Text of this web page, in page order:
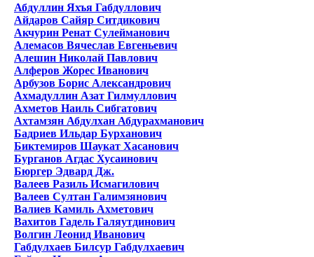
Абдуллин Яхъя Габдуллович
Айдаров Сайяр Ситдикович
Акчурин Ренат Сулейманович
Алемасов Вячеслав Евгеньевич
Алешин Николай Павлович
Алферов Жорес Иванович
Арбузов Борис Александрович
Ахмадуллин Азат Гилмуллович
Ахметов Наиль Сибгатович
Ахтамзян Абдулхан Абдурахманович
Бадриев Ильдар Бурханович
Биктемиров Шаукат Хасанович
Бурганов Агдас Хусаинович
Бюргер Эдвард Дж.
Валеев Разиль Исмагилович
Валеев Султан Галимзянович
Валиев Камиль Ахметович
Вахитов Гадель Галяутдинович
Волгин Леонид Иванович
Габдулхаев Билсур Габдулхаевич